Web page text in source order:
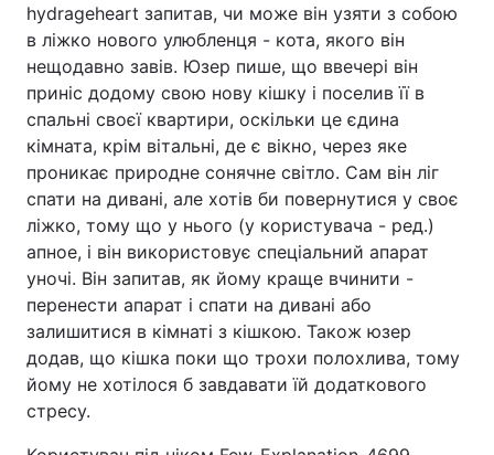
hydrageheart запитав, чи може він узяти з собою
в ліжко нового улюбленця - кота, якого він
нещодавно завів. Юзер пише, що ввечері він
приніс додому свою нову кішку і поселив її в
спальні своєї квартири, оскільки це єдина
кімната, крім вітальні, де є вікно, через яке
проникає природне сонячне світло. Сам він ліг
спати на дивані, але хотів би повернутися у своє
ліжко, тому що у нього (у користувача - ред.)
апное, і він використовує спеціальний апарат
уночі. Він запитав, як йому краще вчинити -
перенести апарат і спати на дивані або
залишитися в кімнаті з кішкою. Також юзер
додав, що кішка поки що трохи полохлива, тому
йому не хотілося б завдавати їй додаткового
стресу.